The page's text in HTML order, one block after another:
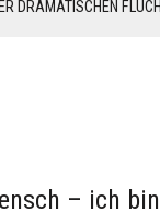
DRAMATISCHEN
– ich